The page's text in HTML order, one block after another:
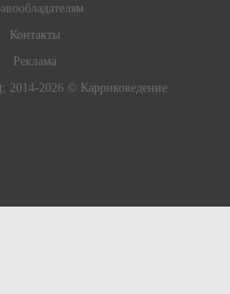
Контакты
Реклама
; 2014-2026 © Карриковедение